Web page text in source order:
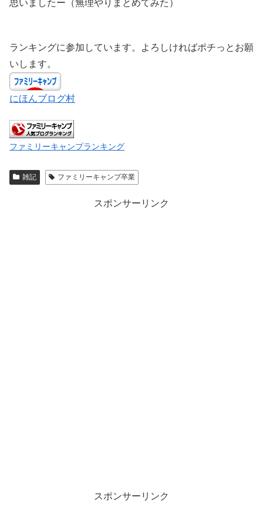
思いましたー（無理やりまとめてみた）
ランキングに参加しています。よろしければポチっとお願
いします。
にほんブログ村
ファミリーキャンプランキング
雑記 ファミリーキャンプ卒業
スポンサーリンク
スポンサーリンク